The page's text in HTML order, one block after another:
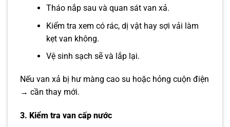
Tháo nắp sau và quan sát van xả.
Kiểm tra xem có rác, dị vật hay sợi vải làm
kẹt van không.
Vệ sinh sạch sẽ và lắp lại.
Nếu van xả bị hư màng cao su hoặc hỏng cuộn điện
→ cần thay mới.
3. Kiểm tra van cấp nước